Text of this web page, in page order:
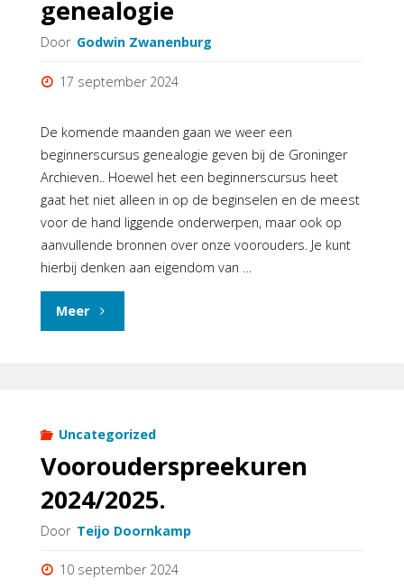
genealogie
Door Godwin Zwanenburg
17 september 2024
De komende maanden gaan we weer een
beginnerscursus genealogie geven bij de Groninger
Archieven.. Hoewel het een beginnerscursus heet
gaat het niet alleen in op de beginselen en de meest
voor de hand liggende onderwerpen, maar ook op
aanvullende bronnen over onze voorouders. Je kunt
hierbij denken aan eigendom van …
Meer"Beginnerscursus
Uncategorized
Voorouderspreekuren
2024/2025.
Door Teijo Doornkamp
10 september 2024